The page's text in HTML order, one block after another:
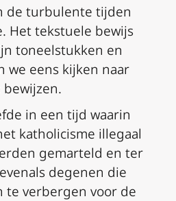
de turbulente tijden
Het tekstuele bewijs
toneelstukken en
we eens kijken naar
bewijzen.
in een tijd waarin
katholicisme illegaal
gemarteld en ter
degenen die
te verbergen voor de